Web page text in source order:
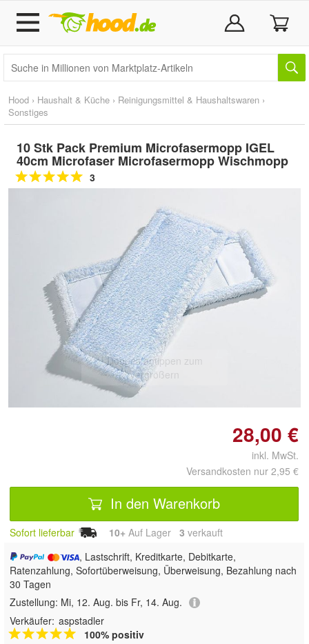
Hood › Haushalt & Küche › Reinigungsmittel & Haushaltswaren ›
Sonstiges
10 Stk Pack Premium Microfasermopp IGEL
40cm Microfaser Microfasermopp Wischmopp
3
Doppelt antippen zum
vergrößern
28,00 €
inkl. MwSt.
Versandkosten nur 2,95 €
In den Warenkorb
Sofort lieferbar 10+ Auf Lager 3 verkauft
, Lastschrift, Kreditkarte, Debitkarte,
Ratenzahlung, Sofortüberweisung, Überweisung, Bezahlung nach
30 Tagen
Zustellung: Mi, 12. Aug. bis Fr, 14. Aug.
Verkäufer: aspstadler
100% positiv